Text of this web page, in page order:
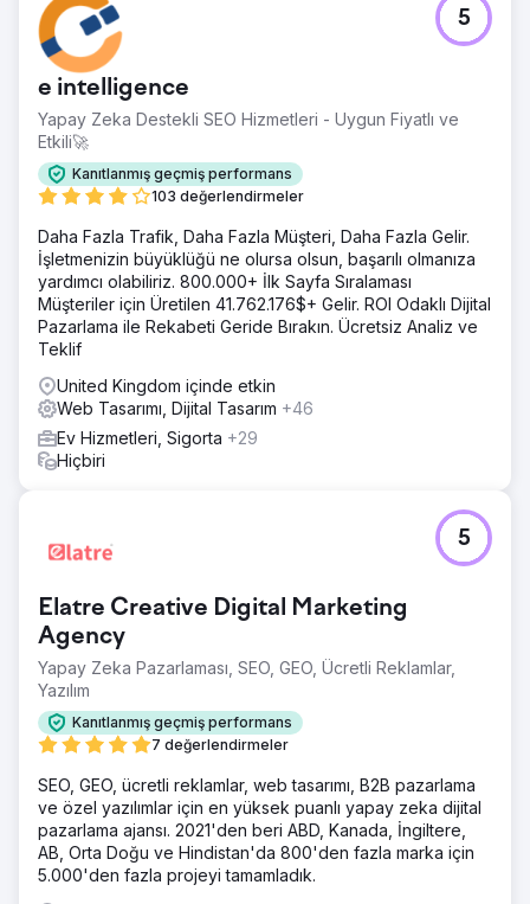
Müvekkil, bir savunma avukatıydı ve arama motoru
görünürlüğü zayıf olan güncel olmayan bir web sitesine
sahipti. Potansiyel müvekkiller hizmetlerini çevrimiçi olarak
bulmakta zorluk çekiyordu ve site, güven oluşturmak ve
soruları yönlendirmek için gereken profesyonel tasarım
ve yapıdan yoksundu.
Çözüm
Hukuk pratiğinin güvenilirliğini ve profesyonelliğini
kullanıcı deneyimi hem de arama motorları için optimize
ettik. Hedefli SEO stratejileriyle çevrimiçi görünürlüğünü
ve anahtar kelime sıralamalarını önemli ölçüde iyileştirdik.
Sonuç olarak, daha nitelikli potansiyel müşteriler çekmeye
başladı ve danışmanlık taleplerinde gözle görülür bir artış
gördü.
Sonuç
90 gün içinde “Los Angeles ceza savunma avukatı” ve
“yakınımdaki DUI avukatı” gibi en iyi anahtar kelimelerde
Google'ın ilk sayfasında yer alın.
e intelligence
Yapay Zeka Destekli SEO Hizmetleri - Uygun Fiyatlı ve
Etkili🚀
Kanıtlanmış geçmiş performans
103 değerlendirmeler
5
Daha Fazla Trafik, Daha Fazla Müşteri, Daha Fazla Gelir.
İşletmenizin büyüklüğü ne olursa olsun, başarılı olmanıza
yardımcı olabiliriz. 800.000+ İlk Sayfa Sıralaması
Müşteriler için Üretilen 41.762.176$+ Gelir. ROI Odaklı Dijital
Pazarlama ile Rekabeti Geride Bırakın. Ücretsiz Analiz ve
Teklif
United Kingdom içinde etkin
Web Tasarımı, Dijital Tasarım +46
Ev Hizmetleri, Sigorta +29
Hiçbiri
Elatre Creative Digital Marketing
Agency
Yapay Zeka Pazarlaması, SEO, GEO, Ücretli Reklamlar,
Yazılım
Kanıtlanmış geçmiş performans
7 değerlendirmeler
5
SEO, GEO, ücretli reklamlar, web tasarımı, B2B pazarlama
ve özel yazılımlar için en yüksek puanlı yapay zeka dijital
pazarlama ajansı. 2021'den beri ABD, Kanada, İngiltere,
AB, Orta Doğu ve Hindistan'da 800'den fazla marka için
5.000'den fazla projeyi tamamladık.